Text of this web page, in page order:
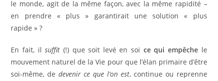
le monde, agit de la même façon, avec la même rapidité –
en prendre « plus » garantirait une solution « plus
rapide » ?
En fait, ilsuffit (!) que soit levé en soi ce qui empêchele
mouvement naturel de la Vie pour que l’élan primaire d’être
soi-même, dedevenir ce que l’on est, continue ou reprenne